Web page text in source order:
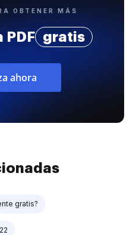
OBTENER MÁS
PDF gratis
ahora
gratis?